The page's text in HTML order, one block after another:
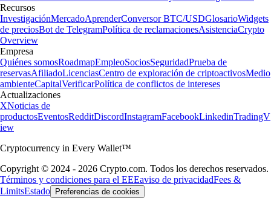
Recursos
InvestigaciónMercadoAprenderConversor BTC/USDGlosarioWidgets
de preciosBot de TelegramPolítica de reclamacionesAsistenciaCrypto
Overview
Empresa
Quiénes somosRoadmapEmpleoSociosSeguridadPrueba de
reservasAfiliadoLicenciasCentro de exploración de criptoactivosMedio
ambienteCapitalVerificarPolítica de conflictos de intereses
Actualizaciones
XNoticias de
productosEventosRedditDiscordInstagramFacebookLinkedinTradingV
iew
Cryptocurrency in Every Wallet™
Copyright © 2024 - 2026 Crypto.com. Todos los derechos reservados.
Términos y condiciones para el EEEaviso de privacidadFees &
LimitsEstado Preferencias de cookies